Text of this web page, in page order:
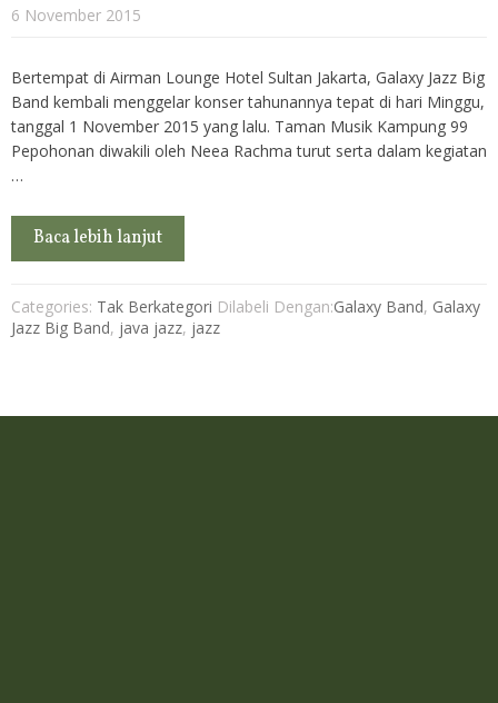
6 November 2015
Bertempat di Airman Lounge Hotel Sultan Jakarta, Galaxy Jazz Big
Band kembali menggelar konser tahunannya tepat di hari Minggu,
tanggal 1 November 2015 yang lalu. Taman Musik Kampung 99
Pepohonan diwakili oleh Neea Rachma turut serta dalam kegiatan
…
Baca lebih lanjut
Categories: Tak Berkategori Dilabeli Dengan:Galaxy Band, Galaxy
Jazz Big Band, java jazz, jazz